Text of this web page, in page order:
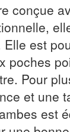
conçue
est
poches
Pour
et une
est